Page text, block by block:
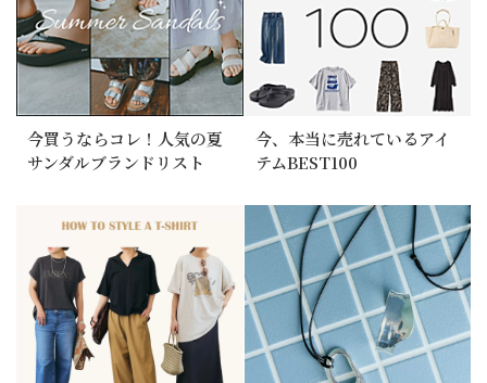
今買うならコレ！人気の夏
サンダルブランドリスト
今、本当に売れているアイ
テムBEST100